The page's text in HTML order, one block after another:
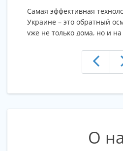
Самая эффективная
Украине – это обратный
уже не только дома, но и
всех преимуществах
мы уже писали в
применения обратного
О